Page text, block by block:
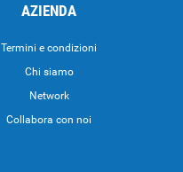
AZIENDA
Termini e condizioni
Chi siamo
Network
Collabora con noi